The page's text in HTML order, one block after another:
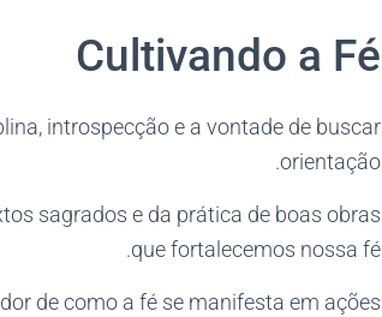
Cultivando a Fé
introspecção e a vontade de buscar
orientação.
sagrados e da prática de boas obras
que fortalecemos nossa fé.
de como a fé se manifesta em ações